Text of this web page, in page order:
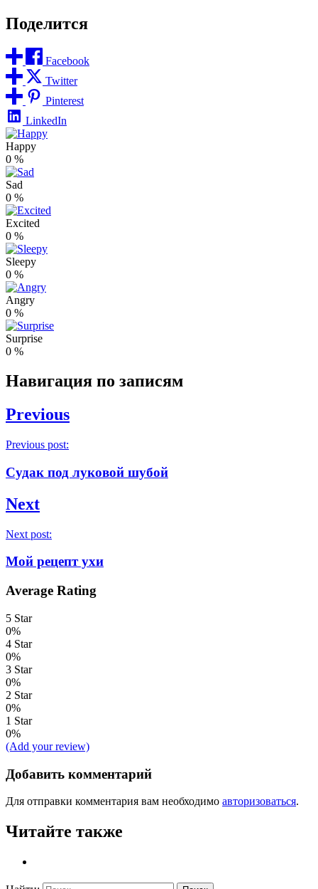
Поделится
Facebook
Twitter
Pinterest
LinkedIn
Happy
0 %
Sad
0 %
Excited
0 %
Sleepy
0 %
Angry
0 %
Surprise
0 %
Навигация по записям
Previous
Previous post:
Судак под луковой шубой
Next
Next post:
Мой рецепт ухи
Average Rating
5 Star
0%
4 Star
0%
3 Star
0%
2 Star
0%
1 Star
0%
(Add your review)
Добавить комментарий
Для отправки комментария вам необходимо авторизоваться.
Читайте также